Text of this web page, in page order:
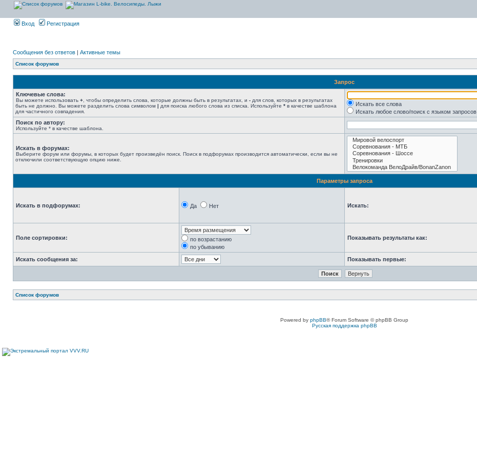
Вход Регистрация
Сообщения без ответов | Активные темы
Список форумов
Запрос
Ключевые слова:
Вы можете использовать + , чтобы определить слова, которые должны быть в результатах, и - для слов, которых в результатах
быть не должно. Вы можете разделить слова символом | для поиска любого слова из списка. Используйте * в качестве шаблона
для частичного совпадения.
Искать все слова
Искать любое слово/поиск с языком запросов
Поиск по автору:
Используйте * в качестве шаблона.
Искать в форумах:
Выберите форум или форумы, в которых будет произведён поиск. Поиск в подфорумах производится автоматически, если вы не
отключили соответствующую опцию ниже.
Параметры запроса
Искать в подфорумах: Да Нет Искать:
Поле сортировки:
по возрастанию
по убыванию
Показывать результаты как:
Искать сообщения за: Показывать первые:
Список форумов
Powered by phpBB® Forum Software © phpBB Group
Русская поддержка phpBB